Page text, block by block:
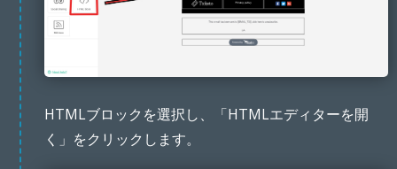
HTMLブロックを選択し、「HTMLエディターを開
く」をクリックします。